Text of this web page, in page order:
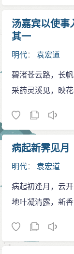
十有三。他去世
卷二八八有传。
称“公安三袁”。
卷》，《潇碧堂
中郎文钞一卷》
(下）人教版语文
汤嘉宾以使事
其一
明代：袁宏道
碧渚苍云路，长
采药灵溪见，映
病起新霁见月
明代：袁宏道
病起初逢月，云
地叶凝清露，新